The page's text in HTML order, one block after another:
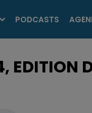
PODCASTS
EDITION